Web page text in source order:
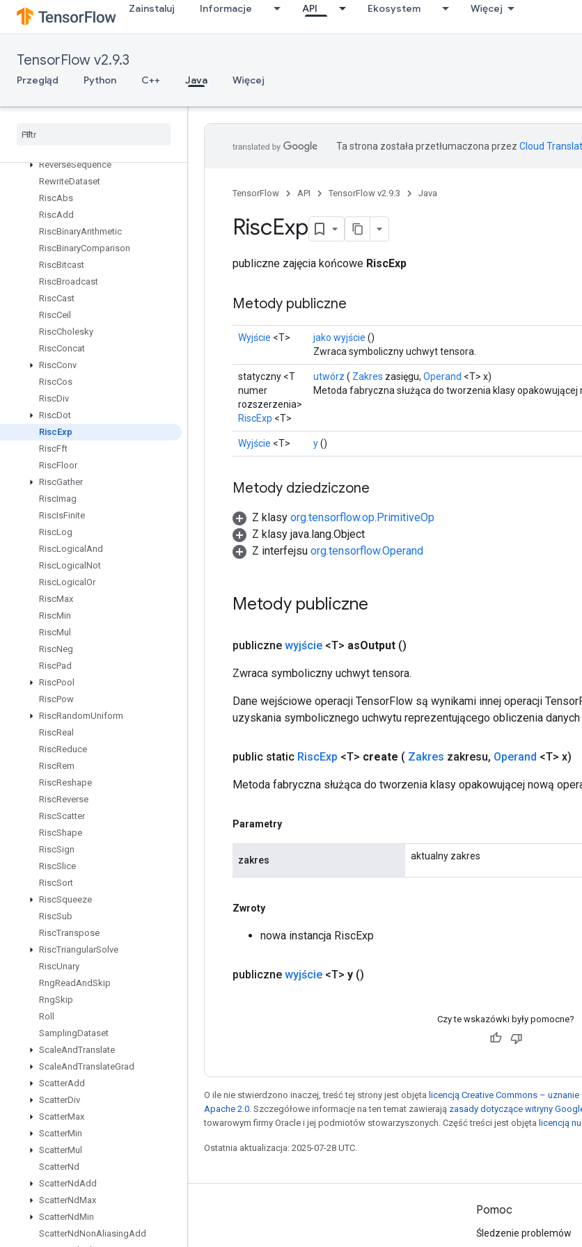
Zainstaluj Informacje API Ekosystem Więcej
TensorFlow v2.9.3
Przegląd Python C++ Java Więcej
RetrieveTPUEmbeddingFrequencyEstimatorParameters
RetrieveTPUEmbeddingMDLAdagradLightParameters
RetrieveTPUEmbeddingProximalAdagradParameters
RetrieveTPUEmbeddingProximalYogiParameters
RetrieveTPUEmbedding
ReverseSequence
RewriteDataset
RiscAbs
RiscAdd
RiscBinaryArithmetic
RiscBinaryComparison
RiscBitcast
RiscBroadcast
RiscCast
RiscCeil
RiscCholesky
RiscConcat
RiscConv
RiscCos
RiscDiv
RiscDot
RiscExp
RiscFft
RiscFloor
RiscGather
RiscImag
RiscIsFinite
RiscLog
RiscLogical And
RiscLogical Not
RiscLogical Or
RiscMax
RiscMin
RiscMul
RiscNeg
RiscPad
RiscPool
RiscPow
RiscRandomUniform
RiscReal
RiscReduce
RiscRem
RiscReshape
RiscReverse
RiscScatter
RiscShape
RiscSign
RiscSlice
RiscSort
RiscSqueeze
RiscSub
RiscTranspose
RiscTriangularSolve
RiscUnary
RngReadAndSkip
RngSkip
Roll
SamplingDataset
ScaleAndTranslate
ScaleAndTranslateGrad
ScatterAdd
ScatterDiv
ScatterMax
ScatterMin
ScatterMul
ScatterNd
ScatterNdAdd
ScatterNdMax
ScatterNdMin
ScatterNdNonAliasingAdd
Ta strona została przetłumaczona przez Cloud
TensorFlow API TensorFlow v2.9.3 Java
RiscExp
publiczne zajęcia końcowe RiscExp
Metody publiczne
Wyjście <T> jako wyjście ()
Zwraca symboliczny uchwyt tensora.
statyczny <T
numer
rozszerzenia>
RiscExp <T>
utwórz ( Zakres zasięgu, Operand <T> x)
Metoda fabryczna służąca do tworzenia klasy opakowującej
Wyjście <T> y()
Metody dziedziczone
Z klasy org.tensorflow.op.PrimitiveOp
Z klasy java.lang.Object
Z interfejsu org.tensorflow.Operand
Metody publiczne
publiczne wyjście <T> asOutput ()
Zwraca symboliczny uchwyt tensora.
Dane wejściowe operacji TensorFlow są wynikami innej operacji
uzyskania symbolicznego uchwytu reprezentującego obliczenia
public static RiscExp <T> create ( Zakres zakresu, Operand <T> x)
Metoda fabryczna służąca do tworzenia klasy opakowującej nową
Parametry
zakres aktualny zakres
Zwroty
nowa instancja RiscExp
publiczne wyjście <T> y ()
Czy te wskazówki były pomocne?
O ile nie stwierdzono inaczej, treść tej strony jest objęta licencją Creative Commons –
Apache 2.0 . Szczegółowe informacje na ten temat zawierają zasady dotyczące witryny
towarowym firmy Oracle i jej podmiotów stowarzyszonych. Część treści jest objęta licencją
Ostatnia aktualizacja: 2025-07-28 UTC.
Pozostawaj w kontakcie Pomoc
Śledzenie problemów